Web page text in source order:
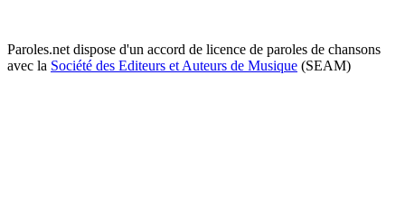
Paroles.net dispose d'un accord de licence de paroles de chansons
avec la Société des Editeurs et Auteurs de Musique (SEAM)